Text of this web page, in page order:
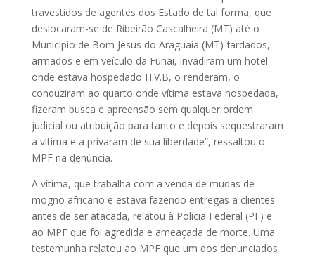
travestidos de agentes dos Estado de tal forma, que
deslocaram-se de Ribeirão Cascalheira (MT) até o
Município de Bom Jesus do Araguaia (MT) fardados,
armados e em veículo da Funai, invadiram um hotel
onde estava hospedado H.V.B, o renderam, o
conduziram ao quarto onde vítima estava hospedada,
fizeram busca e apreensão sem qualquer ordem
judicial ou atribuição para tanto e depois sequestraram
a vítima e a privaram de sua liberdade”, ressaltou o
MPF na denúncia.
A vítima, que trabalha com a venda de mudas de
mogno africano e estava fazendo entregas a clientes
antes de ser atacada, relatou à Polícia Federal (PF) e
ao MPF que foi agredida e ameaçada de morte. Uma
testemunha relatou ao MPF que um dos denunciados